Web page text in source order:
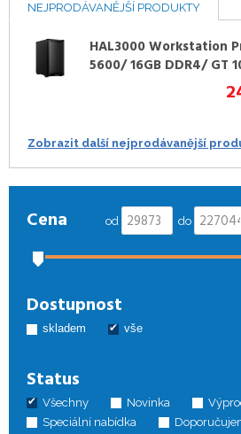
NEJPRODÁVANĚJŠÍ PRODUKTY
HAL3000 Workstation
5600/ 16GB DDR4/ GT
Zobrazit další nejprodávanější
Cena od do
Dostupnost
skladem vše
Status
Všechny Novinka
Speciální nabídka